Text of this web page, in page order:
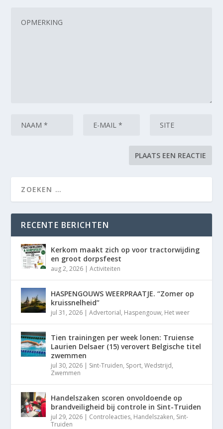
RECENTE BERICHTEN
Kerkom maakt zich op voor tractorwijding
en groot dorpsfeest
aug 2, 2026 |Activiteiten
HASPENGOUWS WEERPRAATJE. “Zomer op
kruissnelheid”
jul 31, 2026 |Advertorial, Haspengouw, Het weer
Tien trainingen per week lonen: Truiense
Laurien Delsaer (15) verovert Belgische titel
zwemmen
jul 30, 2026 | Sint-Truiden, Sport,Wedstrijd,
Zwemmen
Handelszaken scoren onvoldoende op
brandveiligheid bij controle in Sint-Truiden
jul 29, 2026 | Controleacties, Handelszaken, Sint-
Truiden